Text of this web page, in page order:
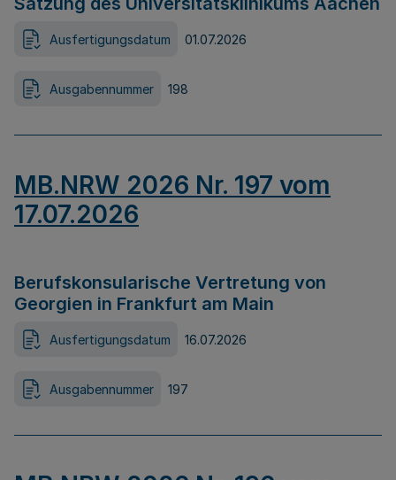
Ausfertigungsdatum 01.07.2026
Ausgabennummer 198
MB.NRW 2026 Nr. 197 vom
17.07.2026
Berufskonsularische Vertretung von
Georgien in Frankfurt am Main
Ausfertigungsdatum 16.07.2026
Ausgabennummer 197